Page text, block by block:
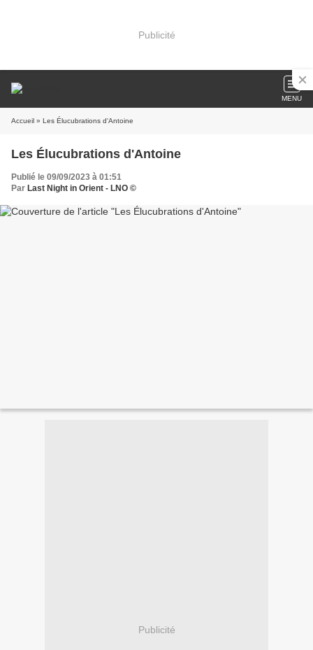
Publicité
MENU
Accueil » Les Élucubrations d'Antoine
Les Élucubrations d'Antoine
Publié le 09/09/2023 à 01:51
Par Last Night in Orient - LNO ©
Publicité